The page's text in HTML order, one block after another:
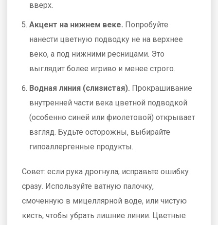
вверх.
Акцент на нижнем веке. Попробуйте
нанести цветную подводку не на верхнее
веко, а под нижними ресницами. Это
выглядит более игриво и менее строго.
Водная линия (слизистая). Прокрашивание
внутренней части века цветной подводкой
(особенно синей или фиолетовой) открывает
взгляд. Будьте осторожны, выбирайте
гипоаллергенные продукты.
Совет: если рука дрогнула, исправьте ошибку
сразу. Используйте ватную палочку,
смоченную в мицеллярной воде, или чистую
кисть, чтобы убрать лишние линии. Цветные